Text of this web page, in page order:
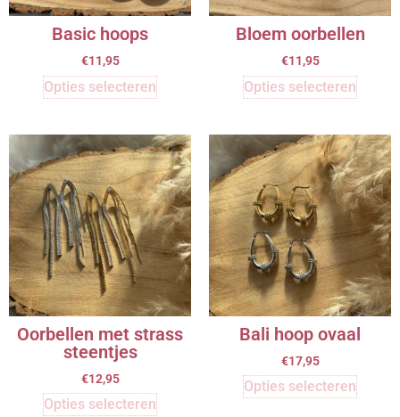
Basic hoops
€11,95
Opties selecteren
Bloem oorbellen
€11,95
Opties selecteren
Oorbellen met strass
steentjes
€12,95
Opties selecteren
Bali hoop ovaal
€17,95
Opties selecteren